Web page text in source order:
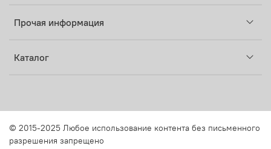
Прочая информация
Каталог
© 2015-2025 Любое использование контента без письменного
разрешения запрещено